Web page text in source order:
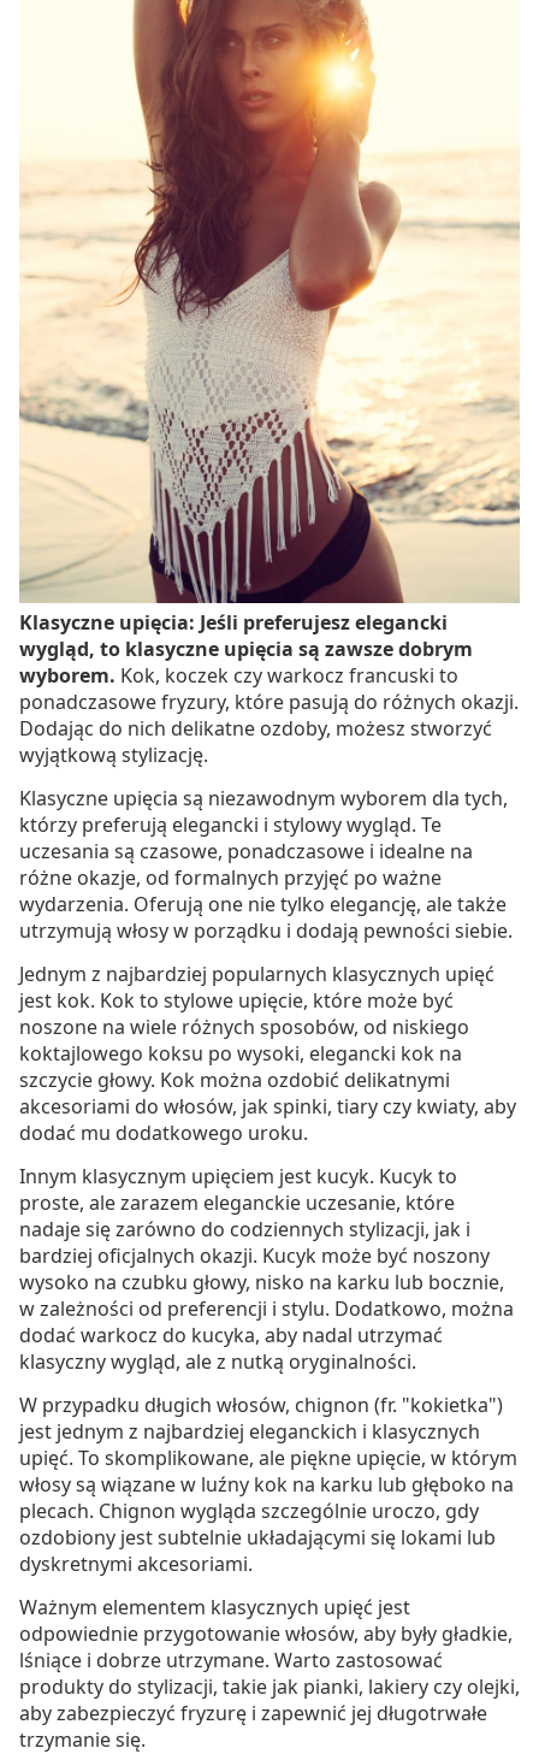
Klasyczne upięcia: Jeśli preferujesz elegancki
wygląd, to klasyczne upięcia są zawsze dobrym
wyborem. Kok, koczek czy warkocz francuski to
ponadczasowe fryzury, które pasują do różnych okazji.
Dodając do nich delikatne ozdoby, możesz stworzyć
wyjątkową stylizację.
Klasyczne upięcia są niezawodnym wyborem dla tych,
którzy preferują elegancki i stylowy wygląd. Te
uczesania są czasowe, ponadczasowe i idealne na
różne okazje, od formalnych przyjęć po ważne
wydarzenia. Oferują one nie tylko elegancję, ale także
utrzymują włosy w porządku i dodają pewności siebie.
Jednym z najbardziej popularnych klasycznych upięć
jest kok. Kok to stylowe upięcie, które może być
noszone na wiele różnych sposobów, od niskiego
koktajlowego koksu po wysoki, elegancki kok na
szczycie głowy. Kok można ozdobić delikatnymi
akcesoriami do włosów, jak spinki, tiary czy kwiaty, aby
dodać mu dodatkowego uroku.
Innym klasycznym upięciem jest kucyk. Kucyk to
proste, ale zarazem eleganckie uczesanie, które
nadaje się zarówno do codziennych stylizacji, jak i
bardziej oficjalnych okazji. Kucyk może być noszony
wysoko na czubku głowy, nisko na karku lub bocznie,
w zależności od preferencji i stylu. Dodatkowo, można
dodać warkocz do kucyka, aby nadal utrzymać
klasyczny wygląd, ale z nutką oryginalności.
W przypadku długich włosów, chignon (fr. "kokietka")
jest jednym z najbardziej eleganckich i klasycznych
upięć. To skomplikowane, ale piękne upięcie, w którym
włosy są wiązane w luźny kok na karku lub głęboko na
plecach. Chignon wygląda szczególnie uroczo, gdy
ozdobiony jest subtelnie układającymi się lokami lub
dyskretnymi akcesoriami.
Ważnym elementem klasycznych upięć jest
odpowiednie przygotowanie włosów, aby były gładkie,
lśniące i dobrze utrzymane. Warto zastosować
produkty do stylizacji, takie jak pianki, lakiery czy olejki,
aby zabezpieczyć fryzurę i zapewnić jej długotrwałe
trzymanie się.